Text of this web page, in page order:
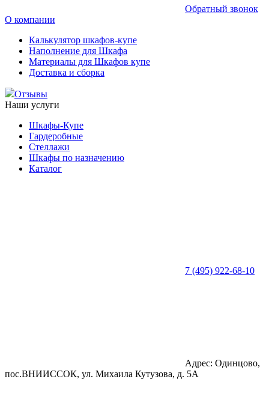
Обратный звонок
О компании
Калькулятор шкафов-купе
Наполнение для Шкафа
Материалы для Шкафов купе
Доставка и сборка
Отзывы
Наши услуги
Шкафы-Купе
Гардеробные
Стеллажи
Шкафы по назначению
Каталог
7 (495) 922-68-10
Адрес: Одинцово,
пос.ВНИИССОК, ул. Михаила Кутузова, д. 5А